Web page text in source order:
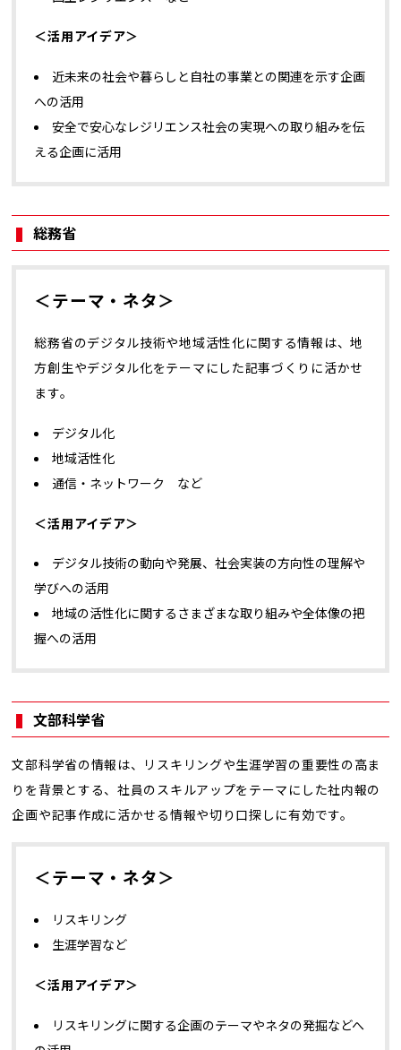
＜活用アイデア＞
近未来の社会や暮らしと自社の事業との関連を示す企画
への活用
安全で安心なレジリエンス社会の実現への取り組みを伝
える企画に活用
総務省
＜テーマ・ネタ＞
総務省のデジタル技術や地域活性化に関する情報は、地
方創生やデジタル化をテーマにした記事づくりに活かせ
ます。
デジタル化
地域活性化
通信・ネットワーク など
＜活用アイデア＞
デジタル技術の動向や発展、社会実装の方向性の理解や
学びへの活用
地域の活性化に関するさまざまな取り組みや全体像の把
握への活用
文部科学省
文部科学省の情報は、リスキリングや生涯学習の重要性の高ま
りを背景とする、社員のスキルアップをテーマにした社内報の
企画や記事作成に活かせる情報や切り口探しに有効です。
＜テーマ・ネタ＞
リスキリング
生涯学習など
＜活用アイデア＞
リスキリングに関する企画のテーマやネタの発掘などへ